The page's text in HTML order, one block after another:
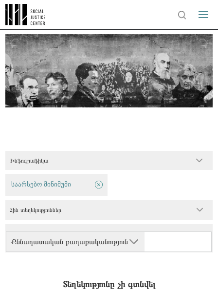
Ինֆոգրաֆիկա
Քննադատական քաղաքականություն
საარსებო მინიმუმი
Հին տեղեկություններ
Տեղեկությունը չի գտնվել